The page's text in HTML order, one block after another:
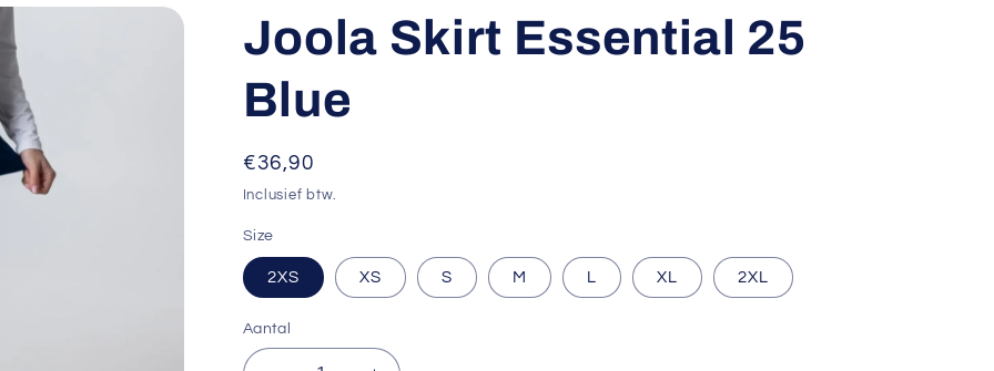
Joola Skirt Essential 25
Blue
Normale
prijs
€36,90
Inclusief btw.
Size
2XS XS S M L XL 2XL
Aantal